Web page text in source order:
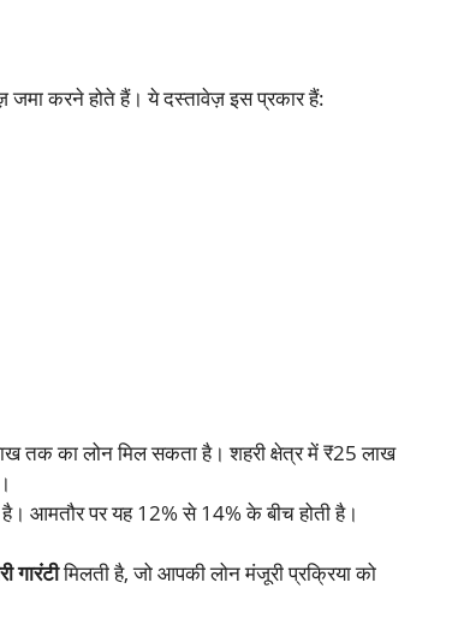
करने होते हैं। ये दस्तावेज़ इस प्रकार हैं:
का लोन मिल सकता है। शहरी क्षेत्र में ₹25 लाख
आमतौर पर यह 12% से 14% के बीच होती है।
गारंटीमिलती है, जो आपकी लोन मंजूरी प्रक्रिया को